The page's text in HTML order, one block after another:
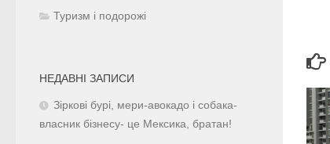
Туризм і подорожі
НЕДАВНІ ЗАПИСИ
Зіркові бурі, мери-авокадо і собака-
власник бізнесу- це Мексика, братан!